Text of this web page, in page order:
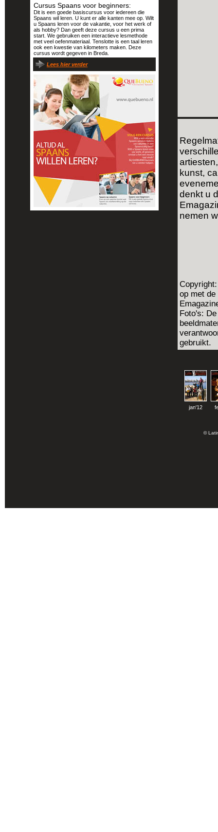
Cursus Spaans voor beginners:
Dit is een goede basiscursus voor iedereen die
Spaans wil leren. U kunt er alle kanten mee op. Wilt
u Spaans leren voor de vakantie, voor het werk of
als hobby? Dan geeft deze cursus u een prima
start. We gebruiken een interactieve lesmethode
met veel oefenmateriaal. Tenslotte is een taal leren
ook een kwestie van kilometers maken. Deze
cursus wordt gegeven in Breda.
Lees hier verder
kunst,
denkt u
nemen
op met de
Foto's:
gebruikt.
jan'12
©